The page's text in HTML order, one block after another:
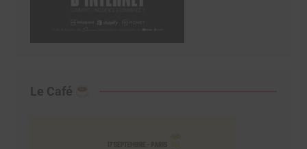
Le Café